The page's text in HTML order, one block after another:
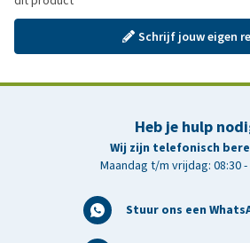
Schrijf jouw eigen
Heb je hulp
Wij zijn telefonisch
Maandag t/m vrijdag: 08:30 -
Stuur ons een